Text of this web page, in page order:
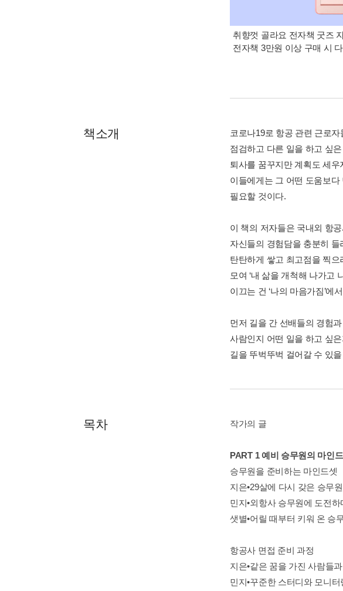
취향껏 골라요 전자책 굿즈
전자책 3만원 이상 구매 시
책소개
코로나19로 항공 관련 근로
점검하고 다른 일을 하고 싶
퇴사를 꿈꾸지만 계획도 세
이들에게는 그 어떤 도움보
필요할 것이다.
이 책의 저자들은 국내외 항
자신들의 경험담을 충분히
탄탄하게 쌓고 최고점을 찍으
모여 ‘내 삶을 개척해 나가고
이끄는 건 ‘나의 마음가짐’에
먼저 길을 간 선배들의 경험
사람인지 어떤 일을 하고 싶
길을 뚜벅뚜벅 걸어갈 수 있
목차 작가의 글
PART 1 예비 승무원의 마인
승무원을 준비하는 마인드셋
지은•29살에 다시 갖은 승무
민지•외항사 승무원에 도전하
샛별•어릴 때부터 키워 온 승
항공사 면접 준비 과정
지은•같은 꿈을 가진 사람들
민지•꾸준한 스터디와 모니